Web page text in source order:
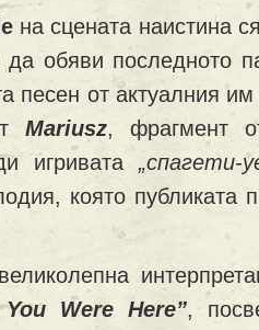
на сцената наистина
да обяви последното
песен от актуалния
Mariusz, фрагмент
игривата
която публиката
Were Here”,